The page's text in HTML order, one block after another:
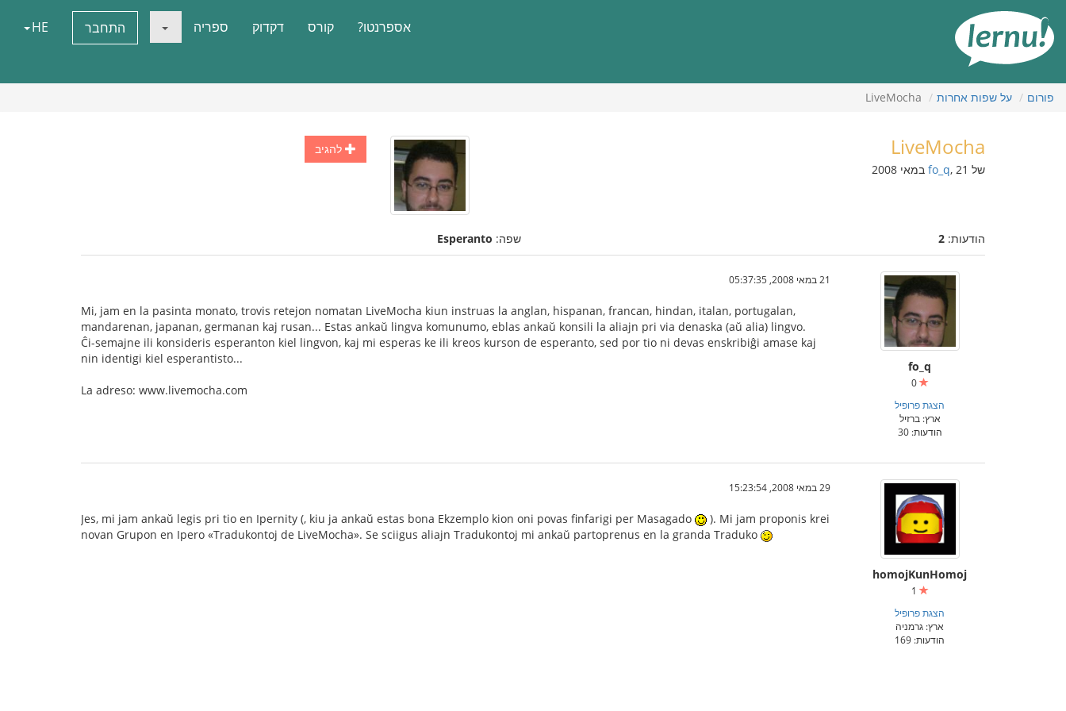
העניינים
אספרנטו? קורס דקדוק ספריה התחבר HE
פורום על שפות אחרות LiveMocha
להגיב LiveMocha
של fo_q, 21 במאי 2008
הודעות: 2 שפה: Esperanto
fo_q
0
הצגת פרופיל
ארץ: ברזיל
הודעות: 30
21 במאי 2008, 05:37:35
Mi, jam en la pasinta monato, trovis retejon nomatan LiveMocha kiun instruas la anglan, hispanan, francan, hindan, italan, portugalan,
mandarenan, japanan, germanan kaj rusan... Estas ankaŭ lingva komunumo, eblas ankaŭ konsili la aliajn pri via denaska (aŭ alia) lingvo.
Ĉi-semajne ili konsideris esperanton kiel lingvon, kaj mi esperas ke ili kreos kurson de esperanto, sed por tio ni devas enskribiĝi amase kaj
nin identigi kiel esperantisto...
La adreso: www.livemocha.com
homojKunHomoj
הצגת פרופיל
ארץ: גרמניה
הודעות: 169
29 במאי 2008, 15:23:54
Jes, mi jam ankaŭ legis pri tio en Ipernity (, kiu ja ankaŭ estas bona Ekzemplo kion oni povas finfarigi per Masagado
). Mi jam proponis krei
novan Grupon en Ipero «Tradukontoj de LiveMocha». Se sciigus aliajn Tradukontoj mi ankaŭ partoprenus en la granda Traduko